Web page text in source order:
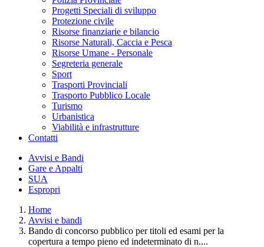
Progetti Speciali di sviluppo
Protezione civile
Risorse finanziarie e bilancio
Risorse Naturali, Caccia e Pesca
Risorse Umane - Personale
Segreteria generale
Sport
Trasporti Provinciali
Trasporto Pubblico Locale
Turismo
Urbanistica
Viabilità e infrastrutture
Contatti
Avvisi e Bandi
Gare e Appalti
SUA
Espropri
Home
Avvisi e bandi
Bando di concorso pubblico per titoli ed esami per la
copertura a tempo pieno ed indeterminato di n....